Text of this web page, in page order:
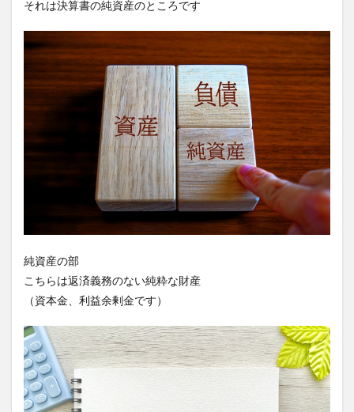
それは決算書の純資産のところです
純資産の部
こちらは返済義務のない純粋な財産
（資本金、利益余剰金です）